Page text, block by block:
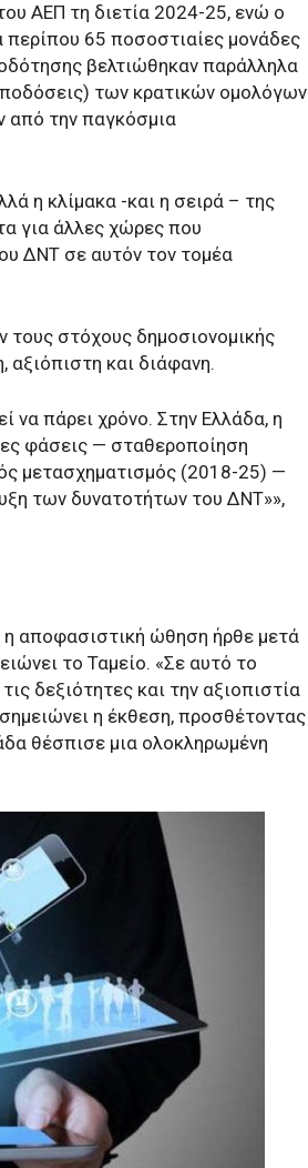
ΑΕΠ τη διετία 2024-25, ενώ ο
περίπου 65 ποσοστιαίες μονάδες
βελτιώθηκαν παράλληλα
των κρατικών ομολόγων
από την παγκόσμια
η κλίμακα -και η σειρά – της
για άλλες χώρες που
ΔΝΤ σε αυτόν τον τομέα
τους στόχους δημοσιονομικής
αξιόπιστη και διάφανη.
να πάρει χρόνο. Στην Ελλάδα, η
φάσεις — σταθεροποίηση
μετασχηματισμός (2018-25) —
των δυνατοτήτων του ΔΝΤ»»,
η αποφασιστική ώθηση ήρθε μετά
το Ταμείο. «Σε αυτό το
δεξιότητες και την αξιοπιστία
η έκθεση, προσθέτοντας
θέσπισε μια ολοκληρωμένη